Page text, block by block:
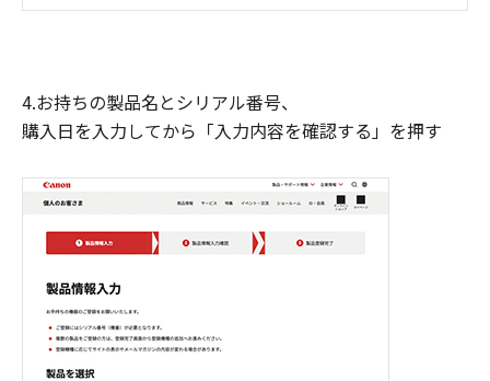
4.お持ちの製品名とシリアル番号、
購入日を入力してから「入力内容を確認する」を押す